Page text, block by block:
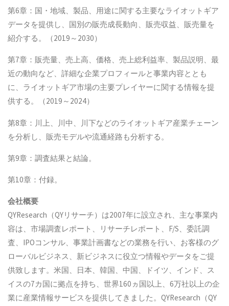
第6章：国・地域、製品、用途に関する主要なライオットギア
データを提供し、国別の販売成長動向、販売収益、販売量を
紹介する。（2019～2030）
第7章：販売量、売上高、価格、売上総利益率、製品説明、最
近の動向など、詳細な企業プロフィールと事業内容ととも
に、ライオットギア市場の主要プレイヤーに関する情報を提
供する。（2019～2024）
第8章：川上、川中、川下などのライオットギア産業チェーン
を分析し、販売モデルや流通経路も分析する。
第9章：調査結果と結論。
第10章：付録。
会社概要
QYResearch（QYリサーチ）は2007年に設立され、主な事業内
容は、市場調査レポート、リサーチレポート、F/S、委託調
査、IPOコンサル、事業計画書などの業務を行い、お客様のグ
ローバルビジネス、新ビジネスに役立つ情報やデータをご提
供致します。米国、日本、韓国、中国、ドイツ、インド、ス
イスの7カ国に拠点を持ち、世界160ヵ国以上、6万社以上の企
業に産業情報サービスを提供してきました。QYResearch（QY